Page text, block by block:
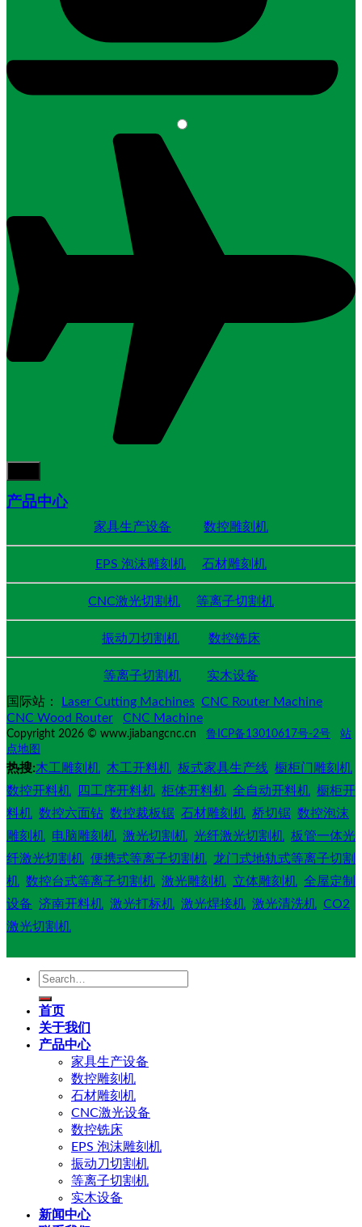
产品中心
家具生产设备 数控雕刻机
EPS 泡沫雕刻机 石材雕刻机
CNC激光切割机 等离子切割机
振动刀切割机 数控铣床
等离子切割机
实木设备
国际站：
Laser Cutting Machines CNC Router Machine
CNC Wood Router
CNC Machine
Copyright 2026 © www.jiabangcnc.cn 鲁ICP备13010617号-2号
站
点地图
热搜:木工雕刻机 木工开料机 板式家具生产线 橱柜门雕刻机
数控开料机
四工序开料机 柜体开料机 全自动开料机 橱柜开
料机 数控六面钻 数控裁板锯 石材雕刻机 桥切锯 数控泡沫
雕刻机 电脑雕刻机 激光切割机 光纤激光切割机 板管一体光
纤激光切割机 便携式等离子切割机 龙门式地轨式等离子切割
机 数控台式等离子切割机 激光雕刻机 立体雕刻机 全屋定制
设备 济南开料机 激光打标机 激光焊接机 激光清洗机 CO2
激光切割机
Search
首页
关于我们
产品中心
家具生产设备
数控雕刻机
石材雕刻机
CNC激光设备
数控铣床
EPS 泡沫雕刻机
振动刀切割机
等离子切割机
实木设备
新闻中心